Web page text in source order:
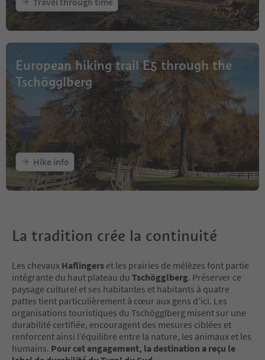
European hiking trail E5 through the
Tschögglberg
Hike info
La tradition crée la continuité
Les chevaux Haflingers et les prairies de mélèzes font partie
intégrante du haut plateau du Tschögglberg. Préserver ce
paysage culturel et ses habitantes et habitants à quatre
pattes tient particulièrement à cœur aux gens d’ici. Les
organisations touristiques du Tschögglberg misent sur une
durabilité certifiée, encouragent des mesures ciblées et
renforcent ainsi l’équilibre entre la nature, les animaux et les
humains. Pour cet engagement, la destination a reçu le